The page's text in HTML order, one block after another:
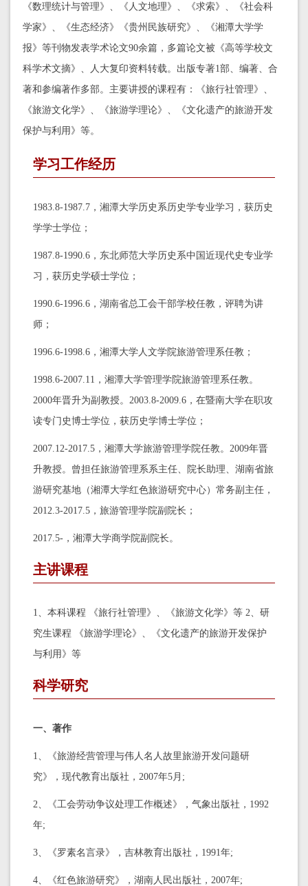
《数理统计与管理》、《人文地理》、《求索》、《社会科
学家》、《生态经济》《贵州民族研究》、《湘潭大学学
报》等刊物发表学术论文90余篇，多篇论文被《高等学校文
科学术文摘》、人大复印资料转载。出版专著1部、编著、合
著和参编著作多部。主要讲授的课程有：《旅行社管理》、
《旅游文化学》、《旅游学理论》、《文化遗产的旅游开发
保护与利用》等。
学习工作经历
1983.8-1987.7，湘潭大学历史系历史学专业学习，获历史
学学士学位；
1987.8-1990.6，东北师范大学历史系中国近现代史专业学
习，获历史学硕士学位；
1990.6-1996.6，湖南省总工会干部学校任教，评聘为讲
师；
1996.6-1998.6，湘潭大学人文学院旅游管理系任教；
1998.6-2007.11，湘潭大学管理学院旅游管理系任教。
2000年晋升为副教授。2003.8-2009.6，在暨南大学在职攻
读专门史博士学位，获历史学博士学位；
2007.12-2017.5，湘潭大学旅游管理学院任教。2009年晋
升教授。曾担任旅游管理系系主任、院长助理、湖南省旅
游研究基地（湘潭大学红色旅游研究中心）常务副主任，
2012.3-2017.5，旅游管理学院副院长；
2017.5-，湘潭大学商学院副院长。
主讲课程
1、本科课程 《旅行社管理》、《旅游文化学》等 2、研
究生课程 《旅游学理论》、《文化遗产的旅游开发保护
与利用》等
科学研究
一、著作
1、《旅游经营管理与伟人名人故里旅游开发问题研
究》，现代教育出版社，2007年5月;
2、《工会劳动争议处理工作概述》，气象出版社，1992
年;
3、《罗素名言录》，吉林教育出版社，1991年;
4、《红色旅游研究》，湖南人民出版社，2007年;